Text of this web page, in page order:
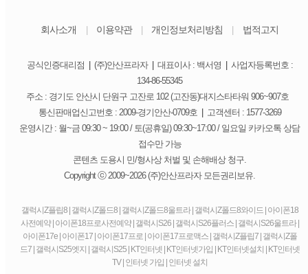
회사소개 이용약관 개인정보처리방침 법적고지
공식인증대리점 (주)안산프라자 대표이사 : 백서영
사업자등록번호 :
134-86-55345
주소 : 경기도 안산시 단원구 고잔로 102 (고잔동)대지스타타워 906~907호
통신판매업신고번호 : 2009-경기안산-0709호
고객센터 : 1577-3269
운영시간 : 월~금 09:30 ~ 19:00 / 토(공휴일) 09:30~17:00 / 일요일 카카오톡 상담
접수만 가능
콘텐츠 도용시 민/형사상 처벌 및 손해배상 청구.
Copyright ⓒ 2009~2026 (주)안산프라자 모든권리보유.
갤럭시Z플립8 | 갤럭시Z폴드8 | 갤럭시Z폴드8울트라 | 갤럭시Z폴드8와이드 | 아이폰18
사전예약 | 아이폰18프로사전예약 | 갤럭시S26 | 갤럭시S26플러스 | 갤럭시S26울트라 |
아이폰17e | 아이폰17 | 아이폰17프로 | 아이폰17프로맥스 | 갤럭시Z플립7 | 갤럭시Z폴
드7 | 갤럭시S25엣지 | 갤럭시S25 | KT인터넷 | KT인터넷가입 | KT인터넷설치 | KT인터넷
TV | 인터넷 가입 | 인터넷 설치